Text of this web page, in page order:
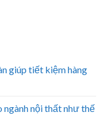
giúp tiết kiệm hàng
ngành nội thất như thế